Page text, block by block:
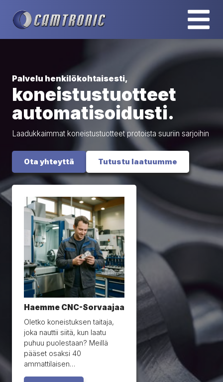
Palvelu henkilökohtaisesti,
koneistustuotteet
automatisoidusti.
Laadukkaimmat koneistustuotteet protoista suuriin sarjoihin
Ota yhteyttä Tutustu laatuumme
Haemme CNC-Sorvaajaa
Oletko koneistuksen taitaja,
joka nauttii siitä, kun laatu
puhuu puolestaan? Meillä
pääset osaksi 40
ammattilaisen…